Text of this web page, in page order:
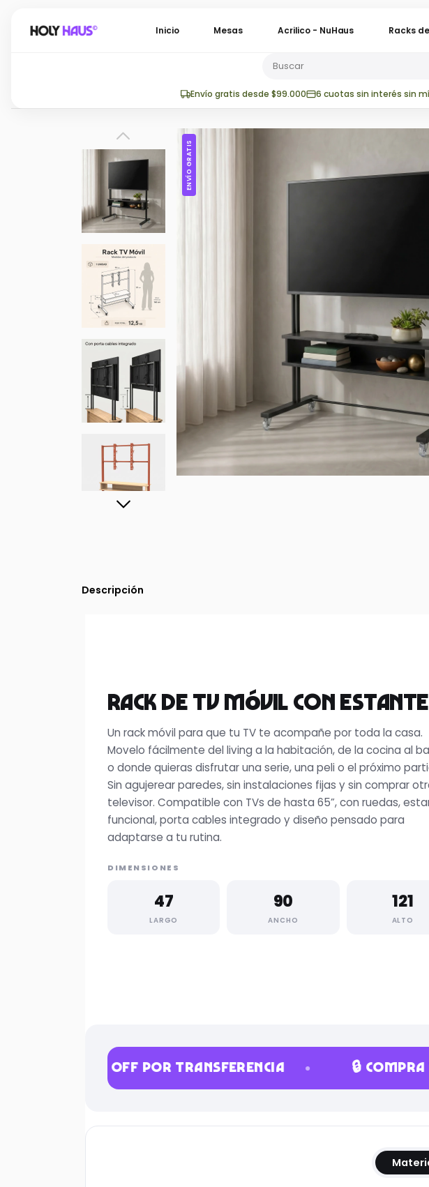
Inicio Mesas Acrilico - NuHaus Racks
Envío gratis desde $99.000 6 cuotas sin interés sin
ENVÍO GRATIS
Descripción
Rack de TV Móvil con estante
Un rack móvil para que tu TV te acompañe por toda la casa.
Movelo fácilmente del living a la habitación, de la cocina al
o donde quieras disfrutar una serie, una peli o el próximo
Sin agujerear paredes, sin instalaciones fijas y sin comprar
televisor. Compatible con TVs de hasta 65”, con ruedas,
funcional, porta cables integrado y diseño pensado para
adaptarse a tu rutina.
DIMENSIONES
47
LARGO
90
ANCHO
121
ALTO
15% OFF POR TRANSFERENCIA 🔒 COMPRA 100%